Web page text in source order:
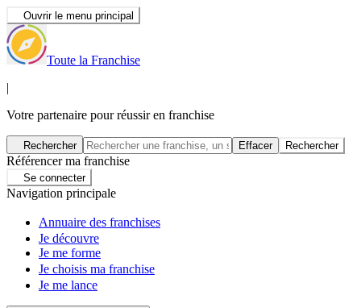
Ouvrir le menu principal
Toute la Franchise
|
Votre partenaire pour réussir en franchise
Rechercher Effacer Rechercher
Référencer ma franchise
Se connecter
Navigation principale
Annuaire des franchises
Je découvre
Je me forme
Je choisis ma franchise
Je me lance